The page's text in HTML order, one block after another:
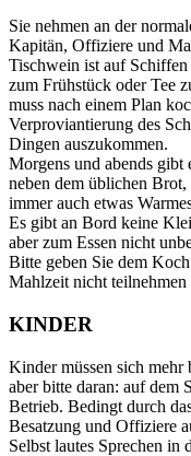
Sie nehmen an der
Kapitän, Offiziere und
Tischwein ist auf
zum Frühstück oder Tee
muss nach einem Plan
Verproviantierung des
Dingen auszukommen.
Morgens und abends gibt
neben dem üblichen
immer auch etwas
Es gibt an Bord keine
aber zum Essen nicht
Bitte geben Sie dem
Mahlzeit nicht teilnehmen
KINDER
Kinder müssen sich mehr
aber bitte daran: auf dem
Betrieb. Bedingt durch
Besatzung und Offiziere
Selbst lautes Sprechen in